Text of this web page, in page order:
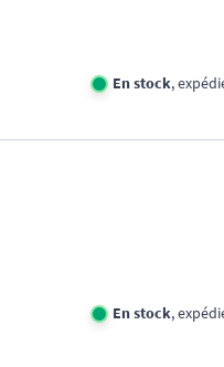
En stock,
En stock,